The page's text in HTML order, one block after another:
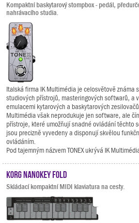
Kompaktní baskytarový stompbox - pedál,
nahrávacího studia.
Italská firma IK Multimédia je celosvětově známa
studiových přístrojů, masteringových softwarů, a
emulacemi kytarových a baskytarových
Multimédia však neprodukuje jen software, ale
přístroje, které umožňují snadné ovládání těchto
jsou precizně vyvedeny a disponují skvělou
ovládáním.
Pod tajemným názvem TONEX ukrývá IK
KORG nanoKEY Fold
Skládací kompaktní MIDI klaviatura na cesty.